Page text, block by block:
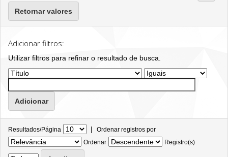
Retornar valores
Adicionar filtros:
Utilizar filtros para refinar o resultado de busca.
Resultados/Página | Ordenar registros por
Ordenar
Registro(s)